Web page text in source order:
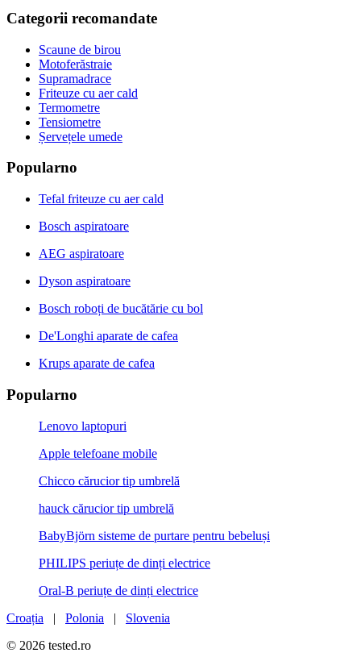
Categorii recomandate
Scaune de birou
Motoferăstraie
Supramadrace
Friteuze cu aer cald
Termometre
Tensiometre
Șervețele umede
Popularno
Tefal friteuze cu aer cald
Bosch aspiratoare
AEG aspiratoare
Dyson aspiratoare
Bosch roboți de bucătărie cu bol
De'Longhi aparate de cafea
Krups aparate de cafea
Popularno
Lenovo laptopuri
Apple telefoane mobile
Chicco cărucior tip umbrelă
hauck cărucior tip umbrelă
BabyBjörn sisteme de purtare pentru bebeluși
PHILIPS periuțe de dinți electrice
Oral-B periuțe de dinți electrice
Croația | Polonia | Slovenia
© 2026 tested.ro